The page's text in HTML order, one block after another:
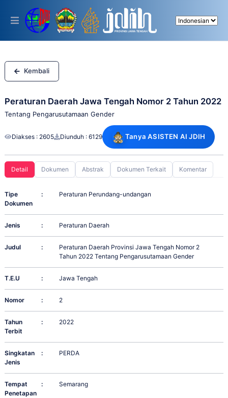
This
includes
accessibility
system.
Kembali
Peraturan Daerah Jawa Tengah Nomor 2 Tahun 2022
Tentang Pengarusutamaan Gender
Diakses : 2605 Diunduh : 6129 Tanya ASISTEN AI JDIH
Detail Dokumen Abstrak Dokumen Terkait Komentar
Tipe
Dokumen
: Peraturan Perundang-undangan
Jenis : Peraturan Daerah
Judul :
Peraturan Daerah Provinsi Jawa Tengah Nomor 2
Tahun 2022 Tentang Pengarusutamaan Gender
T.E.U : Jawa Tengah
Nomor : 2
Tahun
Terbit
: 2022
Singkatan
Jenis
: PERDA
Tempat
Penetapan
: Semarang